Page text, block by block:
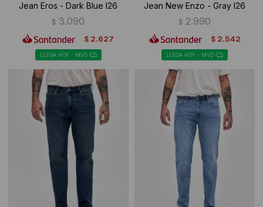
Jean Eros - Dark Blue I26
$ 3.090
$ 2.627
LLEGA HOY - MVD
Jean New Enzo - Gray I26
$ 2.990
$ 2.542
LLEGA HOY - MVD